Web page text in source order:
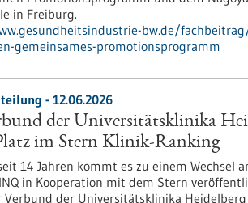
in Freiburg.
bw.de/
gemeinsames-promotionsprogramm
- 12.06.2026
der Universitätsklinika
im Stern Klinik-Ranking
14 Jahren kommt es zu einem
in Kooperation mit dem Stern
Verbund der Universitätsklinika